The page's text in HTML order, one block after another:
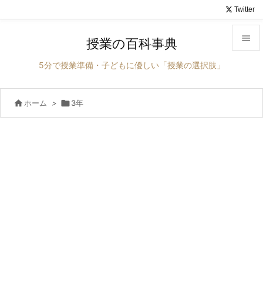


Twitter
授業の百科事典
5分で授業準備・子どもに優しい「授業の選択肢」
 ホーム > 3年